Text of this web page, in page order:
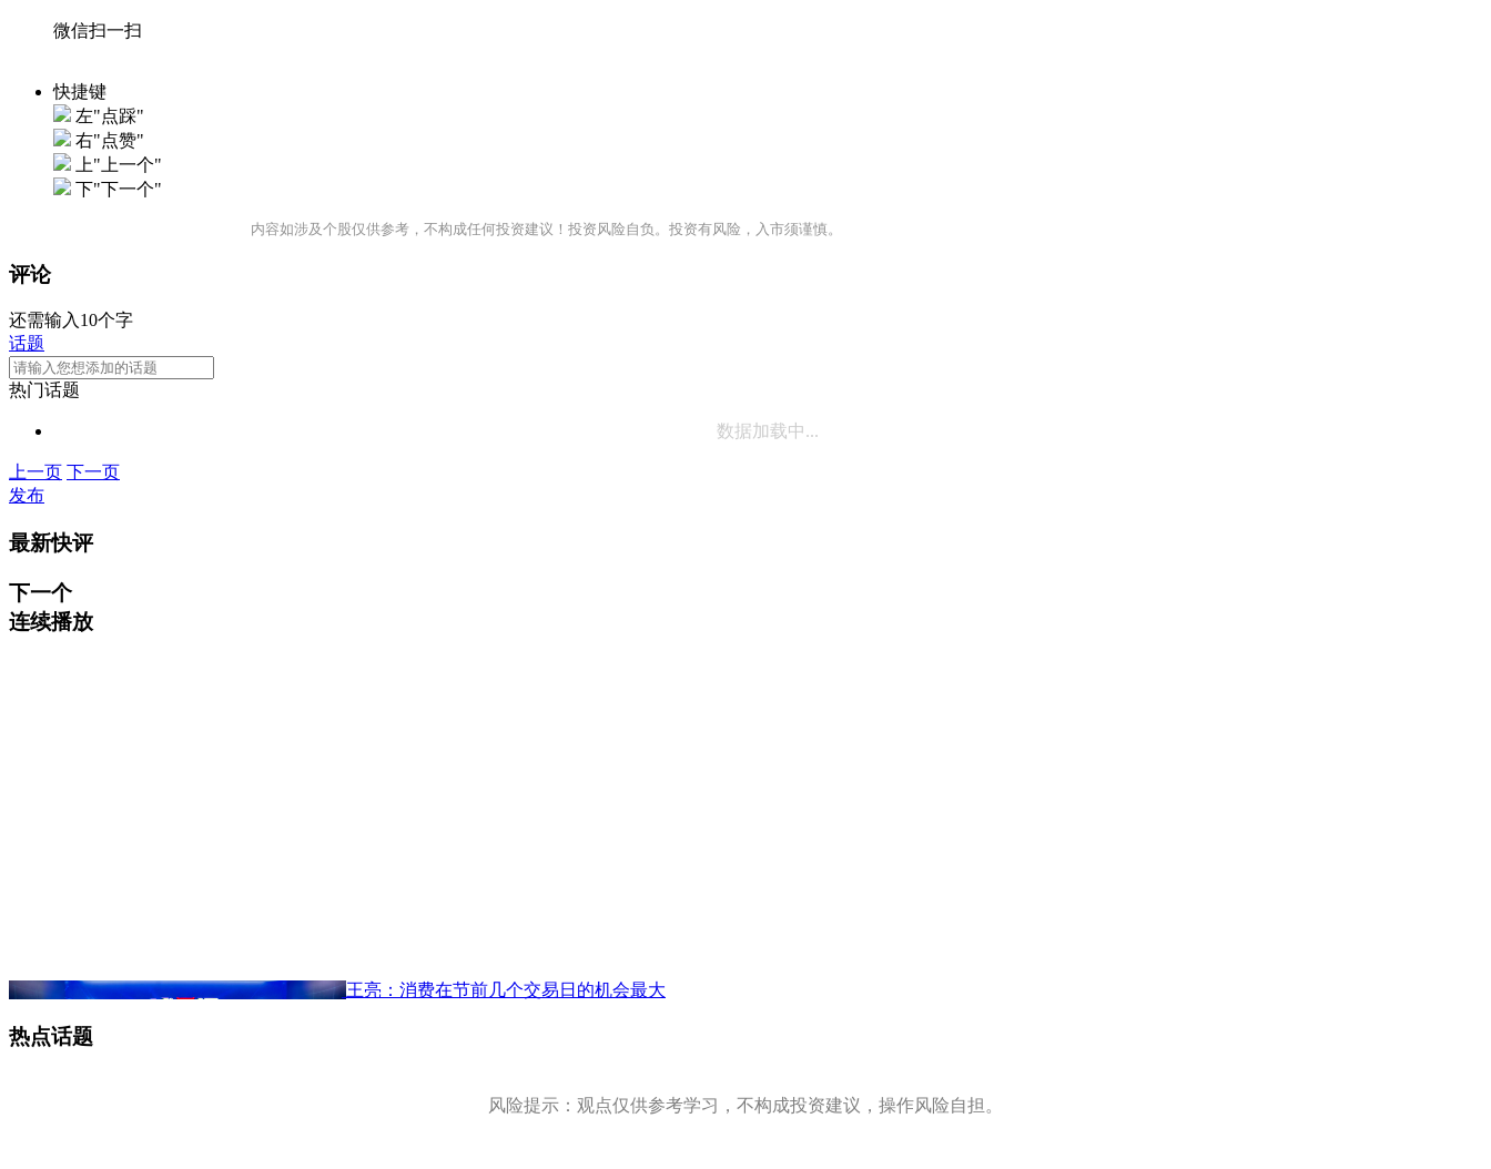
微信扫一扫
快捷键
左"点踩"
右"点赞"
上"上一个"
下"下一个"
内容如涉及个股仅供参考，不构成任何投资建议！投资风险自负。投资有风险，入市须谨慎。
评论
还需输入10个字
话题
热门话题
数据加载中...
上一页 下一页
发布
最新快评
下一个
连续播放
王亮：消费在节前几个交易日的机会最大
热点话题
风险提示：观点仅供参考学习，不构成投资建议，操作风险自担。